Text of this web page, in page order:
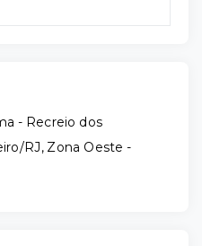
- Recreio dos
RJ, Zona Oeste -